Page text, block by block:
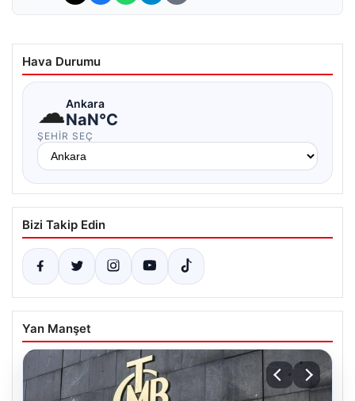
Hava Durumu
☁Ankara
NaN°C
ŞEHIR SEÇ
Bizi Takip Edin
Yan Manşet